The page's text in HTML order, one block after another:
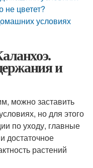
не цветет?
условиях
и
можно заставить
но для этого
по уходу, главные
достаточное
растений